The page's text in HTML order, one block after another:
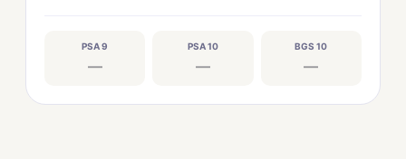
PSA 9
—
PSA 10
—
BGS 10
—